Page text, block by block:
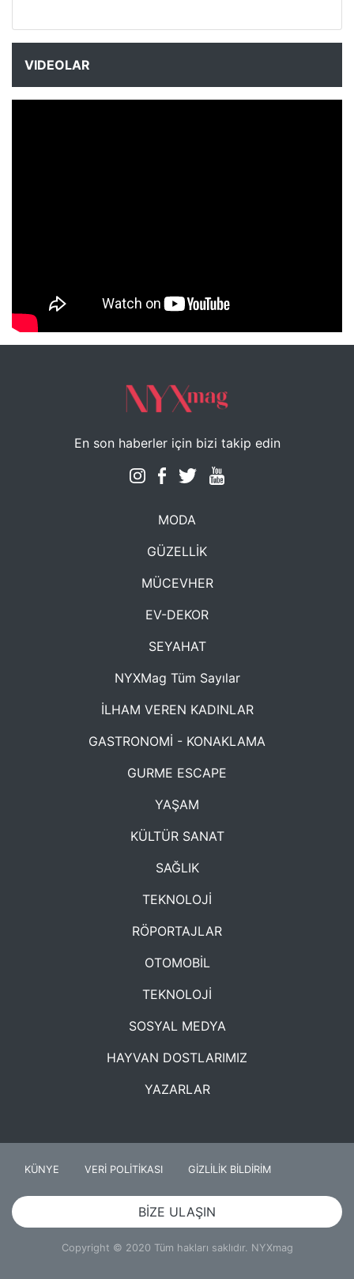
VIDEOLAR
NYXmag 2. Yaş Kutlama Etkinliği
En son haberler için bizi takip edin
MODA
GÜZELLİK
MÜCEVHER
EV-DEKOR
SEYAHAT
NYXMag Tüm Sayılar
İLHAM VEREN KADINLAR
GASTRONOMİ - KONAKLAMA
GURME ESCAPE
YAŞAM
KÜLTÜR SANAT
SAĞLIK
TEKNOLOJİ
RÖPORTAJLAR
OTOMOBİL
TEKNOLOJİ
SOSYAL MEDYA
HAYVAN DOSTLARIMIZ
YAZARLAR
KÜNYE VERİ POLİTİKASI GİZLİLİK BİLDİRİM
BİZE ULAŞIN
Copyright © 2020 Tüm hakları saklıdır. NYXmag